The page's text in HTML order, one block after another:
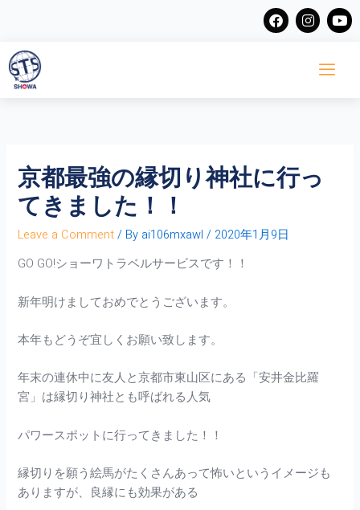
content
F
a
I
n
Y
o
京都最強の縁切り神社に行っ
てきました！！
Leave a Comment / By ai106mxawl/ 2020年1月9日
GO GO!ショーワトラベルサービスです！！
新年明けましておめでとうございます。
本年もどうぞ宜しくお願い致します。
年末の連休中に友人と京都市東山区にある「安井金比羅
宮」は縁切り神社とも呼ばれる人気
パワースポットに行ってきました！！
縁切りを願う絵馬がたくさんあって怖いというイメージも
ありますが、良縁にも効果がある